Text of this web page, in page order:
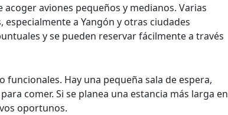
aviones pequeños y medianos. Varias
a Yangón y otras ciudades
y se pueden reservar fácilmente a través
Hay una pequeña sala de espera,
comer. Si se planea una estancia más larga en
oportunos.